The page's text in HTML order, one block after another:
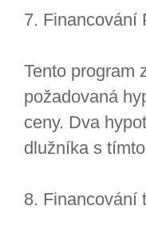
7. Financování
Tento program
požadovaná
ceny. Dva
dlužníka s
8. Financování